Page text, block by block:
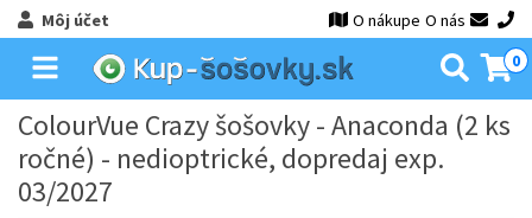
Môj účet O nákupe O nás
0
ColourVue Crazy šošovky - Anaconda (2 ks
ročné) - nedioptrické, dopredaj exp.
03/2027